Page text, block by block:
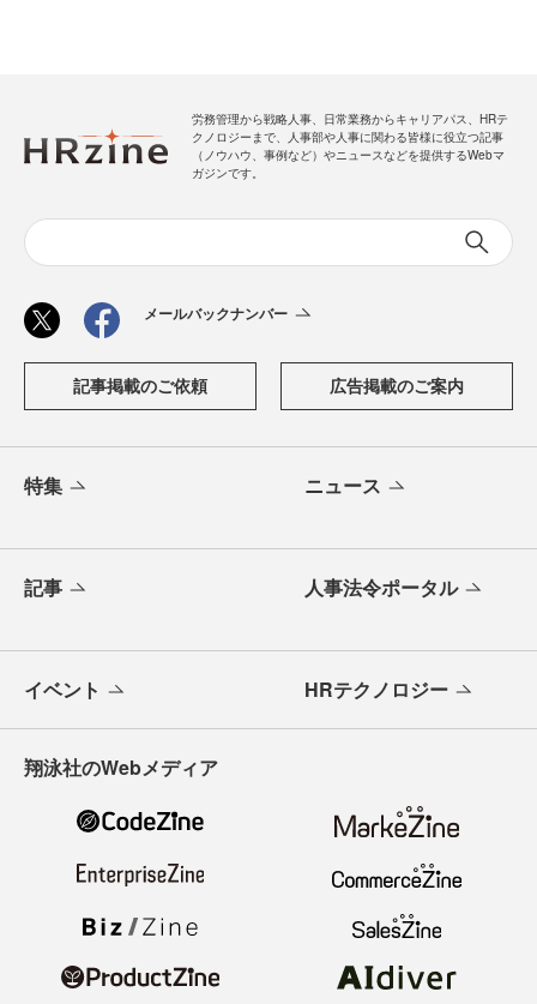
労務管理から戦略人事、日常業務からキャリアパス、HRテ
クノロジーまで、人事部や人事に関わる皆様に役立つ記事
（ノウハウ、事例など）やニュースなどを提供するWebマ
ガジンです。
メールバックナンバー
記事掲載のご依頼 広告掲載のご案内
特集 ニュース
記事 人事法令ポータル
イベント HRテクノロジー
翔泳社のWebメディア